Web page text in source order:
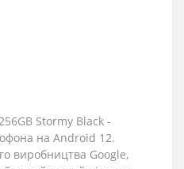
Stormy Black -
на Android 12.
виробництва Google,